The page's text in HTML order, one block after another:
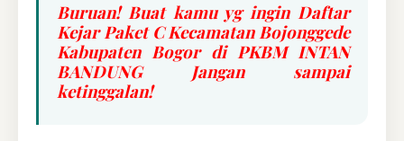
Buruan! Buat kamu yg ingin Daftar
Kejar Paket C Kecamatan Bojonggede
Kabupaten Bogor di PKBM INTAN
BANDUNG Jangan sampai
ketinggalan!